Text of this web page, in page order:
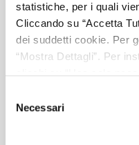
statistiche, per i quali
Cliccando su “Accetta
dei suddetti cookie. Per
“Mostra Dettagli”. Per
statistica (analitici). Per
sull'icona posizionata in
delNecessari
CFP:2
Dettaglio CFP:2 CFP non